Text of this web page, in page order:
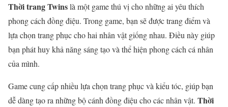
Thời trang Twinslà một game thú vị cho những ai yêu thích
phong cách đồng điệu. Trong game, bạn sẽ được trang điểm và
lựa chọn trang phục cho hai nhân vật giống nhau. Điều này giúp
bạn phát huy khả năng sáng tạo và thể hiện phong cách cá nhân
của mình.
Game cung cấp nhiều lựa chọn trang phục và kiểu tóc, giúp bạn
dễ dàng tạo ra những bộ cánh đồng điệu cho các nhân vật. Thời